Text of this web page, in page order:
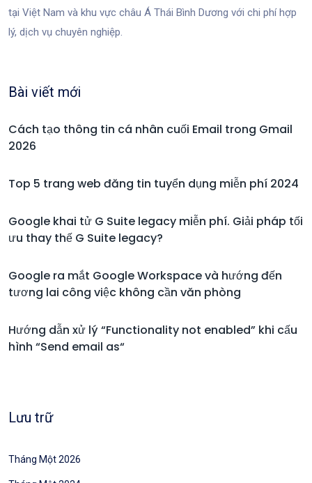
tại Việt Nam và khu vực châu Á Thái Bình Dương với chi phí hợp
lý, dịch vụ chuyên nghiệp.
Bài viết mới
Cách tạo thông tin cá nhân cuối Email trong Gmail
2026
Top 5 trang web đăng tin tuyển dụng miễn phí 2024
Google khai tử G Suite legacy miễn phí. Giải pháp tối
ưu thay thế G Suite legacy?
Google ra mắt Google Workspace và hướng đến
tương lai công việc không cần văn phòng
Hướng dẫn xử lý “Functionality not enabled” khi cấu
hình “Send email as“
Lưu trữ
Tháng Một 2026